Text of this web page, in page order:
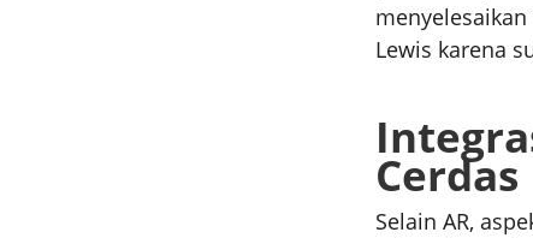
Lewis karena
Cerdas
Selain AR,